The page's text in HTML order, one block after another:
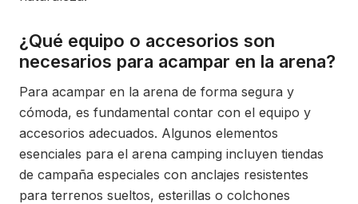
¿Qué equipo o accesorios son
necesarios para acampar en la arena?
Para acampar en la arena de forma segura y
cómoda, es fundamental contar con el equipo y
accesorios adecuados. Algunos elementos
esenciales para el arena camping incluyen tiendas
de campaña especiales con anclajes resistentes
para terrenos sueltos, esterillas o colchones